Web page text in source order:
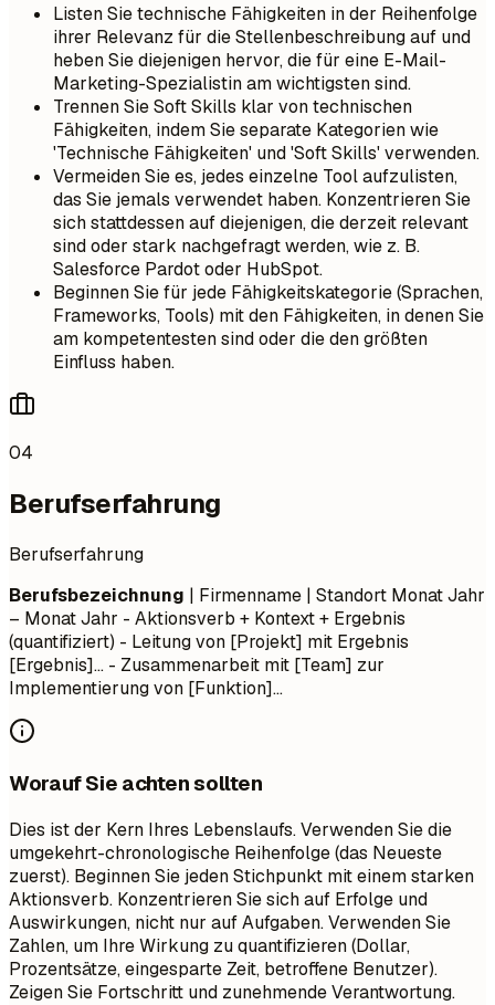
Listen Sie technische Fähigkeiten in der Reihenfolge
ihrer Relevanz für die Stellenbeschreibung auf und
heben Sie diejenigen hervor, die für eine E-Mail-
Marketing-Spezialistin am wichtigsten sind.
Trennen Sie Soft Skills klar von technischen
Fähigkeiten, indem Sie separate Kategorien wie
'Technische Fähigkeiten' und 'Soft Skills' verwenden.
Vermeiden Sie es, jedes einzelne Tool aufzulisten,
das Sie jemals verwendet haben. Konzentrieren Sie
sich stattdessen auf diejenigen, die derzeit relevant
sind oder stark nachgefragt werden, wie z. B.
Salesforce Pardot oder HubSpot.
Beginnen Sie für jede Fähigkeitskategorie (Sprachen,
Frameworks, Tools) mit den Fähigkeiten, in denen Sie
am kompetentesten sind oder die den größten
Einfluss haben.
04
Berufserfahrung
Berufserfahrung
Berufsbezeichnung | Firmenname | Standort Monat Jahr
– Monat Jahr - Aktionsverb + Kontext + Ergebnis
(quantifiziert) - Leitung von [Projekt] mit Ergebnis
[Ergebnis]... - Zusammenarbeit mit [Team] zur
Implementierung von [Funktion]...
Worauf Sie achten sollten
Dies ist der Kern Ihres Lebenslaufs. Verwenden Sie die
umgekehrt-chronologische Reihenfolge (das Neueste
zuerst). Beginnen Sie jeden Stichpunkt mit einem starken
Aktionsverb. Konzentrieren Sie sich auf Erfolge und
Auswirkungen, nicht nur auf Aufgaben. Verwenden Sie
Zahlen, um Ihre Wirkung zu quantifizieren (Dollar,
Prozentsätze, eingesparte Zeit, betroffene Benutzer).
Zeigen Sie Fortschritt und zunehmende Verantwortung.